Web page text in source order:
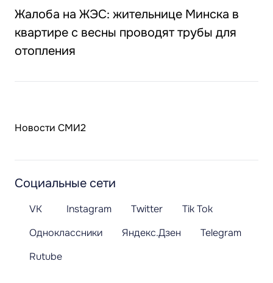
Жалоба на ЖЭС: жительнице Минска в
квартире с весны проводят трубы для
отопления
Новости СМИ2
Социальные сети
VK Instagram Twitter
Tik Tok
Одноклассники
Яндекс.Дзен
Telegram
Rutube